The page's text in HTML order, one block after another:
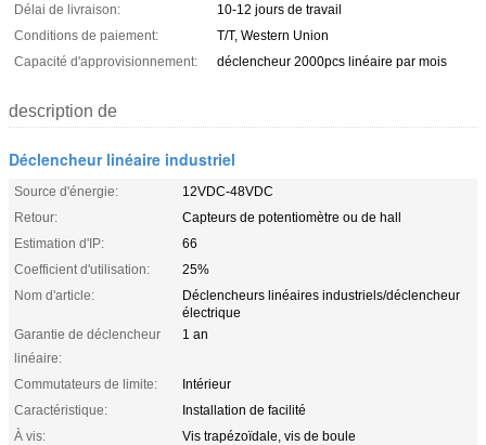
Délai de livraison:
10-12 jours de travail
Conditions de paiement:
T/T, Western Union
Capacité d'approvisionnement:
déclencheur 2000pcs linéaire par mois
description de
Déclencheur linéaire industriel
Source d'énergie:
12VDC-48VDC
Retour:
Capteurs de potentiomètre ou de hall
Estimation d'IP:
66
Coefficient d'utilisation:
25%
Nom d'article:
Déclencheurs linéaires industriels/déclencheur
électrique
Garantie de déclencheur
linéaire:
1 an
Commutateurs de limite:
Intérieur
Caractéristique:
Installation de facilité
À vis:
Vis trapézoïdale, vis de boule